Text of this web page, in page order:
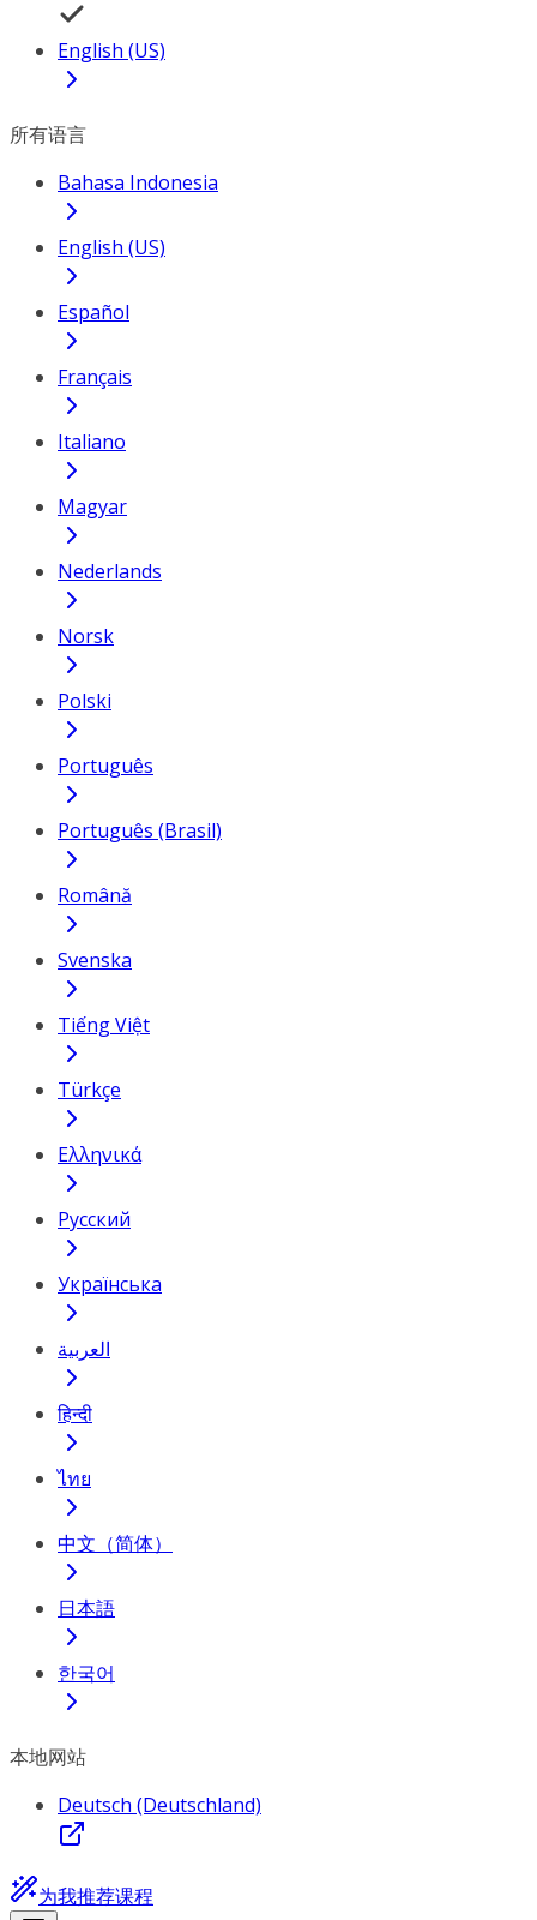
English (US)
所有语言
Bahasa Indonesia
English (US)
Español
Français
Italiano
Magyar
Nederlands
Norsk
Polski
Português
Português (Brasil)
Română
Svenska
Tiếng Việt
Türkçe
Ελληνικά
Русский
Українська
العربية
हिन्दी
ไทย
中文（简体）
日本語
한국어
本地网站
Deutsch (Deutschland)
为我推荐课程